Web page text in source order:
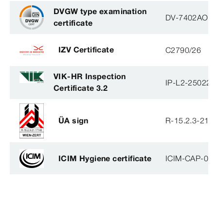
DVGW type examination
certificate
DV-
IZV Certificate C2790/26
VIK-HR Inspection
Certificate 3.2
IP-L2-
ÜA sign R-15.2.3-21-
ICIM Hygiene certificate ICIM-CAP-